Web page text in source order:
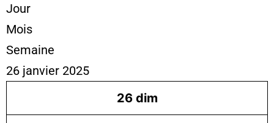
Jour
Mois
Semaine
26 janvier 2025
26 dim